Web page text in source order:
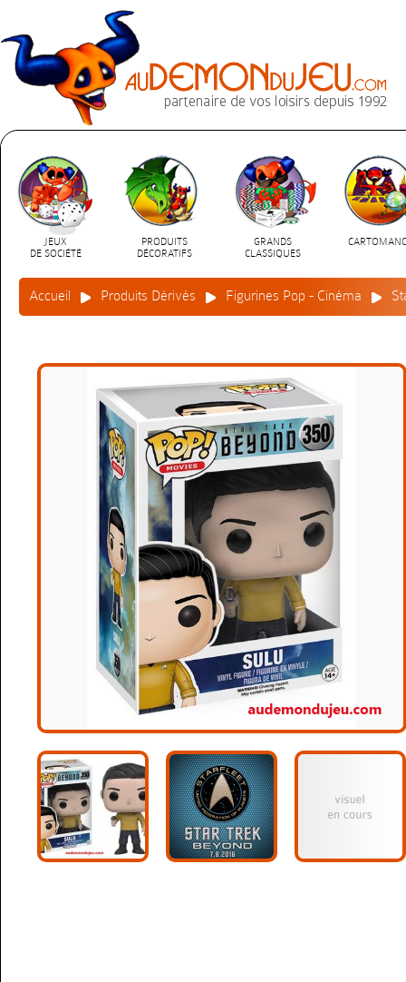
JEUX
DE SOCIÉTÉ
PRODUITS
DÉCORATIFS
GRANDS
CLASSIQUES
Accueil Produits Dérivés Figurines Pop - Cinéma